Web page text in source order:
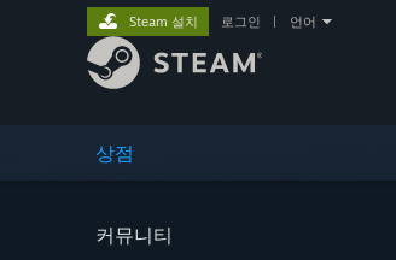
상점
커뮤니티
Steam 설치 로그인 언어